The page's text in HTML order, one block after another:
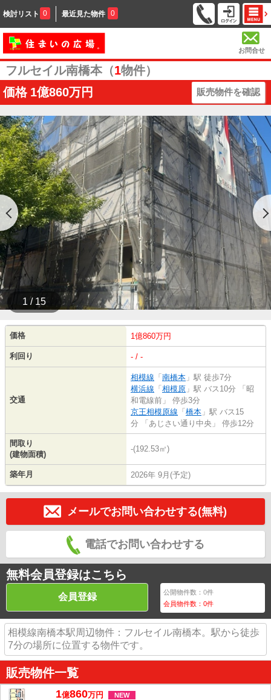
検討リスト 0 最近見た物件 0
お問合せ
フルセイル南橋本（1物件）
価格 1億860万円 販売物件を確認
1 / 15
価格 1億860万円
利回り - / -
交通
相模線 「 南橋本 」駅 徒歩7分
横浜線 「 相模原 」駅 バス10分 「昭
和電線前」 停歩3分
京王相模原線 「 橋本 」駅 バス15
分 「あじさい通り中央」 停歩12分
間取り
(建物面積)
-(192.53㎡)
築年月 2026年 9月(予定)
メールでお問い合わせする(無料)
電話でお問い合わせする
無料会員登録はこちら
会員登録 公開物件数：0件
会員物件数：0件
相模線南橋本駅周辺物件：フルセイル南橋本。駅から徒歩
7分の場所に位置する物件です。
販売物件一覧
1億860万円 NEW